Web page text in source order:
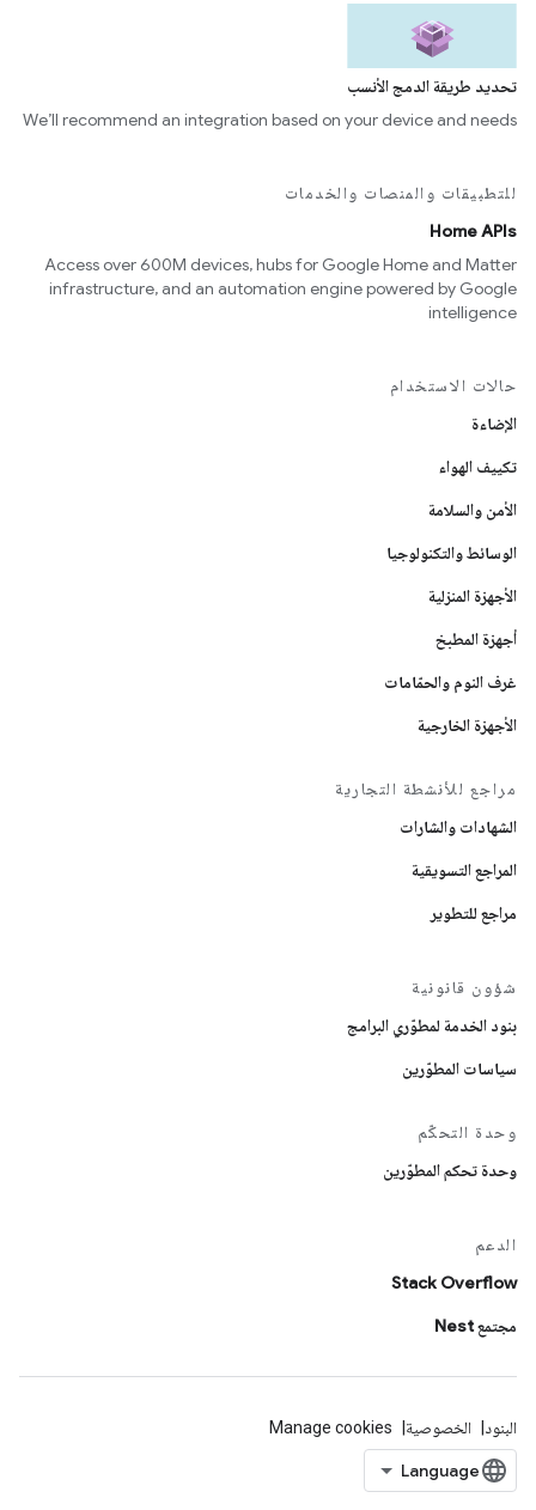
تحديد طريقة الدمج الأنسب
We’ll recommend an integration based on your device and needs
للتطبيقات والمنصات والخدمات
Home APIs
Access over 600M devices, hubs for Google Home and Matter
infrastructure, and an automation engine powered by Google
intelligence
حالات الاستخدام
الإضاءة
تكييف الهواء
الأمن والسلامة
الوسائط والتكنولوجيا
الأجهزة المنزلية
أجهزة المطبخ
غرف النوم والحمّامات
الأجهزة الخارجية
مراجع للأنشطة التجارية
الشهادات والشارات
المراجع التسويقية
مراجع للتطوير
شؤون قانونية
بنود الخدمة لمطوّري البرامج
سياسات المطوّرين
وحدة التحكّم
وحدة تحكم المطوّرين
الدعم
Stack Overflow
مجتمع Nest
البنود الخصوصية Manage cookies